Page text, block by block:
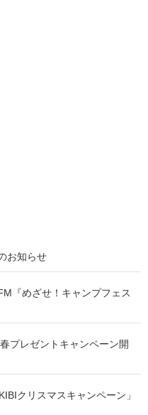
お知らせ
『めざせ！キャンプフェス
プレゼントキャンペーン開
クリスマスキャンペーン」